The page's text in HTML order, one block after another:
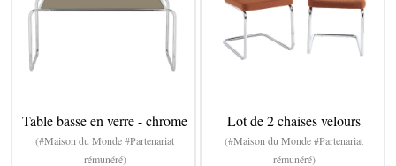
Table basse en verre - chrome
(#Maison du Monde #Partenariat
rémunéré)
Lot de 2 chaises velours
(#Maison du Monde #Partenariat
rémunéré)